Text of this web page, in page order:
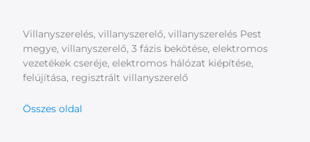
Villanyszerelés, villanyszerelő, villanyszerelés Pest
megye, villanyszerelő, 3 fázis bekötése, elektromos
vezetékek cseréje, elektromos hálózat kiépítése,
felújítása, regisztrált villanyszerelő
Összes oldal